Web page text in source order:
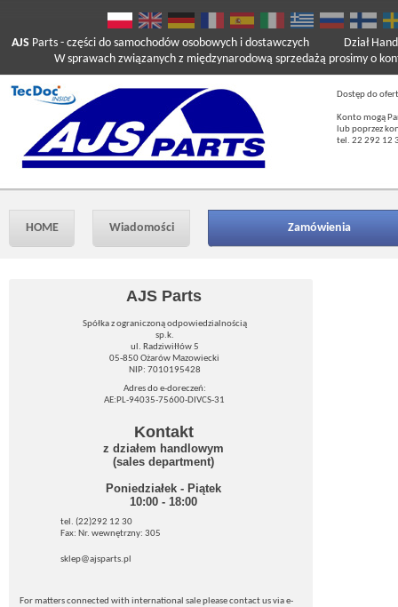
AJS Parts - części do samochodów osobowych i dostawczych
W sprawach związanych z międzynarodową sprzedażą prosimy o
Dział
Dostęp do
Konto mogą
lub poprzez
tel. 22 292 12
HOME Wiadomości Zamówienia
AJS Parts
Spółka z ograniczoną odpowiedzialnością
sp.k.
ul. Radziwiłłów 5
05-850 Ożarów Mazowiecki
NIP: 7010195428
Adres do e-doreczeń:
AE:PL-94035-75600-DIVCS-31
Kontakt
z działem handlowym
(sales department)
Poniedziałek - Piątek
10:00 - 18:00
tel. (22)292 12 30
Fax: Nr. wewnętrzny: 305
sklep@ajsparts.pl
For matters connected with international sale please contact us via e-